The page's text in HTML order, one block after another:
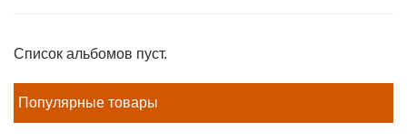
Список альбомов пуст.
Популярные товары